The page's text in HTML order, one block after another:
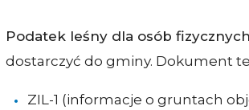
Podatek leśny dla osób fizycznych
dostarczyć do gminy. Dokument
ZIL-1 (informacje o gruntach